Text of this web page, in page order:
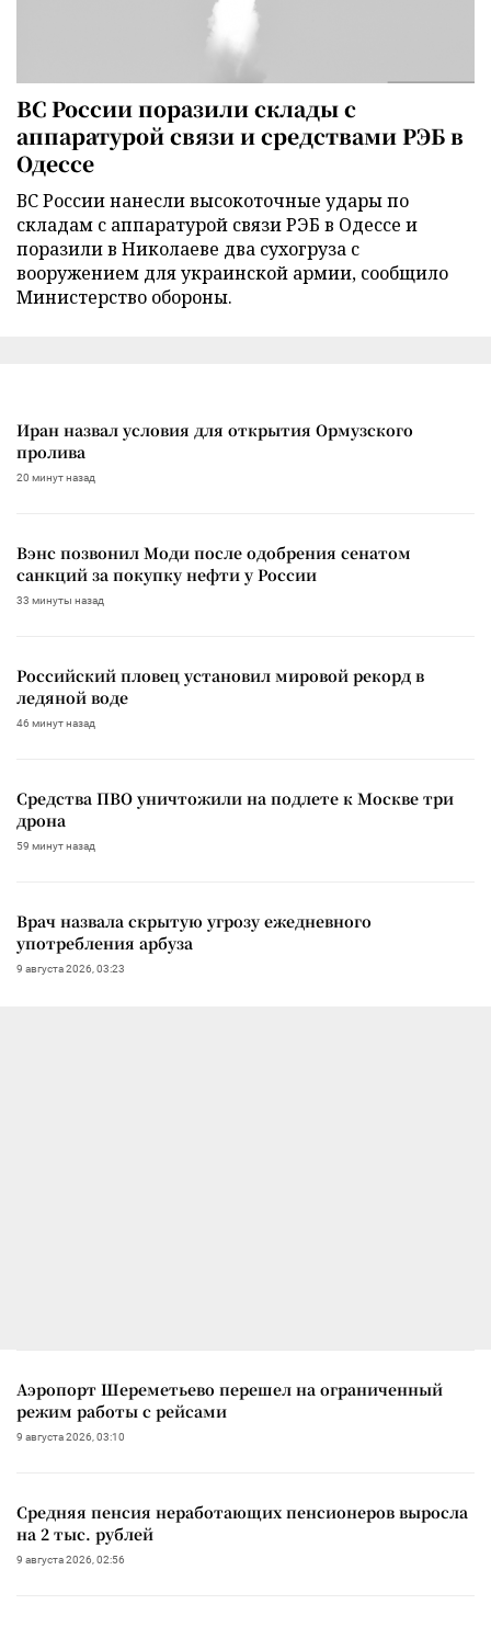
ВС России поразили склады с
аппаратурой связи и средствами РЭБ в
Одессе
ВС России нанесли высокоточные удары по
складам с аппаратурой связи РЭБ в Одессе и
поразили в Николаеве два сухогруза с
вооружением для украинской армии, сообщило
Министерство обороны.
Иран назвал условия для открытия Ормузского
пролива
20 минут назад
Вэнс позвонил Моди после одобрения сенатом
санкций за покупку нефти у России
33 минуты назад
Российский пловец установил мировой рекорд в
ледяной воде
46 минут назад
Средства ПВО уничтожили на подлете к Москве три
дрона
59 минут назад
Врач назвала скрытую угрозу ежедневного
употребления арбуза
9 августа 2026, 03:23
Аэропорт Шереметьево перешел на ограниченный
режим работы с рейсами
9 августа 2026, 03:10
Средняя пенсия неработающих пенсионеров выросла
на 2 тыс. рублей
9 августа 2026, 02:56